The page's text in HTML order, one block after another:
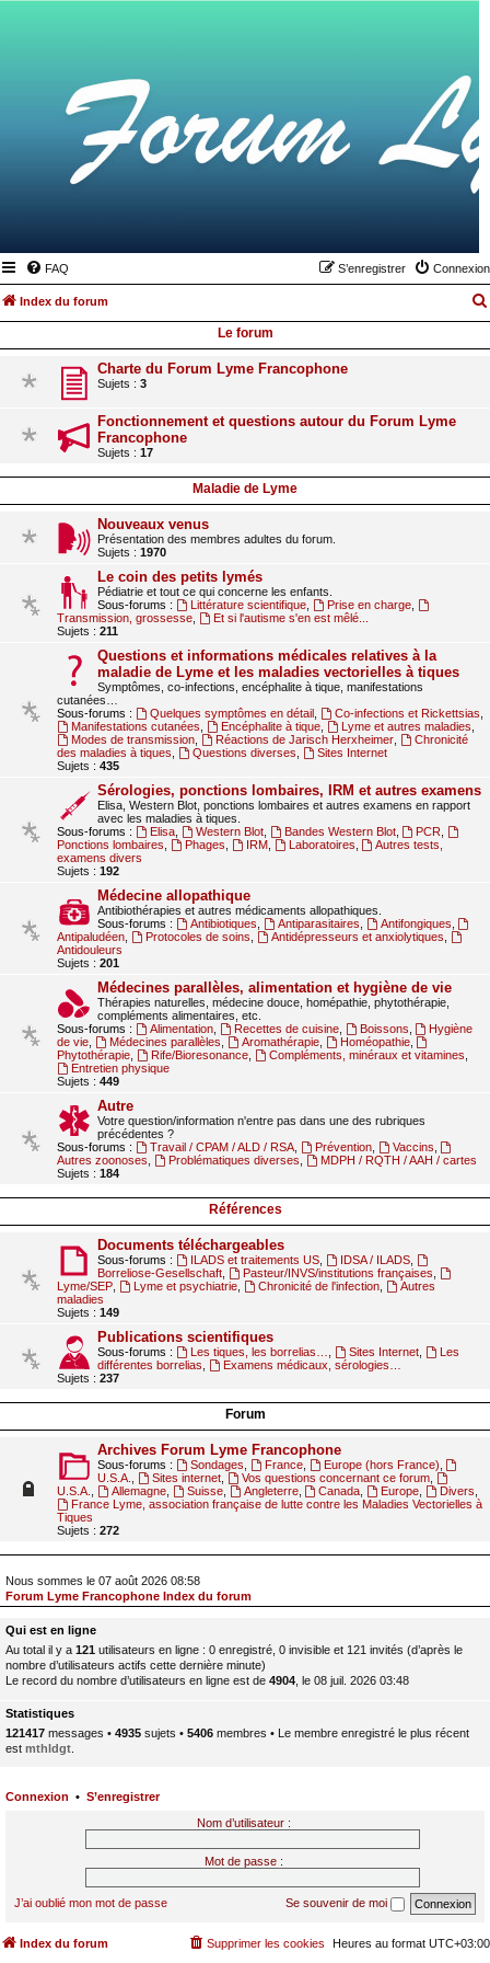
FAQ Connexion
S’enregistrer
Index du forum
Le forum
Charte du Forum Lyme Francophone
Sujets : 3
Fonctionnement et questions autour du Forum Lyme
Francophone
Sujets : 17
Maladie de Lyme
Nouveaux venus
Présentation des membres adultes du forum.
Sujets : 1970
Le coin des petits lymés
Pédiatrie et tout ce qui concerne les enfants.
Sous-forums :
Littérature scientifique, Prise en charge,
Transmission, grossesse
Et si l'autisme s'en est mêlé...
Sujets : 211
Questions et informations médicales relatives à la
maladie de Lyme et les maladies vectorielles à tiques
Symptômes, co-infections, encéphalite à tique, manifestations
cutanées…
Sous-forums :
Quelques symptômes en détail, Co-infections et Rickettsias
Manifestations cutanées
Encéphalite à tique, Lyme et autres maladies
Modes de transmission, Réactions de Jarisch Herxheimer,
Chronicité
des maladies à tiques
Questions diverses
Sites Internet
Sujets : 435
Sérologies, ponctions lombaires, IRM et autres examens
Elisa, Western Blot, ponctions lombaires et autres examens en rapport
avec les maladies à tiques.
Sous-forums :
Elisa, Western Blot, Bandes Western Blot, PCR
Ponctions lombaires
Phages IRM, Laboratoires
Autres tests,
examens divers
Sujets : 192
Médecine allopathique
Antibiothérapies et autres médicaments allopathiques.
Sous-forums :
Antibiotiques Antiparasitaires Antifongiques
Antipaludéen
Protocoles de soins Antidépresseurs et anxiolytiques
Antidouleurs
Sujets : 201
Médecines parallèles, alimentation et hygiène de vie
Thérapies naturelles, médecine douce, homépathie, phytothérapie,
compléments alimentaires, etc.
Sous-forums :
Alimentation, Recettes de cuisine, Boissons
Hygiène
de vie
Médecines parallèles Aromathérapie, Homéopathie,
Phytothérapie
Rife/Bioresonance, Compléments, minéraux et vitamines
Entretien physique
Sujets : 449
Autre
Votre question/information n'entre pas dans une des rubriques
précédentes ?
Sous-forums :
Travail / CPAM / ALD / RSA, Prévention, Vaccins
Autres zoonoses
Problématiques diverses
MDPH / RQTH / AAH / cartes
Sujets : 184
Références
Documents téléchargeables
Sous-forums : ILADS et traitements US, IDSA / ILADS,
Borreliose-Gesellschaft
Pasteur/INVS/institutions françaises
Lyme/SEP
Lyme et psychiatrie, Chronicité de l'infection,
Autres
maladies
Sujets : 149
Publications scientifiques
Sous-forums : Les tiques, les borrelias… Sites Internet,
Les
différentes borrelias
Examens médicaux, sérologies…
Sujets : 237
Forum
Archives Forum Lyme Francophone
Sous-forums : Sondages France, Europe (hors France)
U.S.A.
Sites internet, Vos questions concernant ce forum,
U.S.A.
Allemagne, Suisse, Angleterre, Canada Europe Divers
France Lyme, association française de lutte contre les Maladies Vectorielles à
Tiques
Sujets : 272
Nous sommes le 07 août 2026 08:58
Forum Lyme Francophone Index du forum
Qui est en ligne
Au total il y a 121 utilisateurs en ligne : 0 enregistré, 0 invisible et 121 invités (d’après le
nombre d’utilisateurs actifs cette dernière minute)
Le record du nombre d’utilisateurs en ligne est de 4904 , le 08 juil. 2026 03:48
Statistiques
121417 messages • 4935 sujets • 5406 membres • Le membre enregistré le plus récent
est mthldgt
Connexion • S’enregistrer
Nom d’utilisateur :
Mot de passe :
J’ai oublié mon mot de passe Se souvenir de moi
Index du forum Heures au format UTC+03:00
Supprimer les cookies